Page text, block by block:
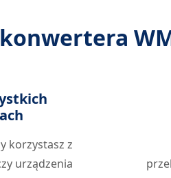
korzystasz z
urządzenia